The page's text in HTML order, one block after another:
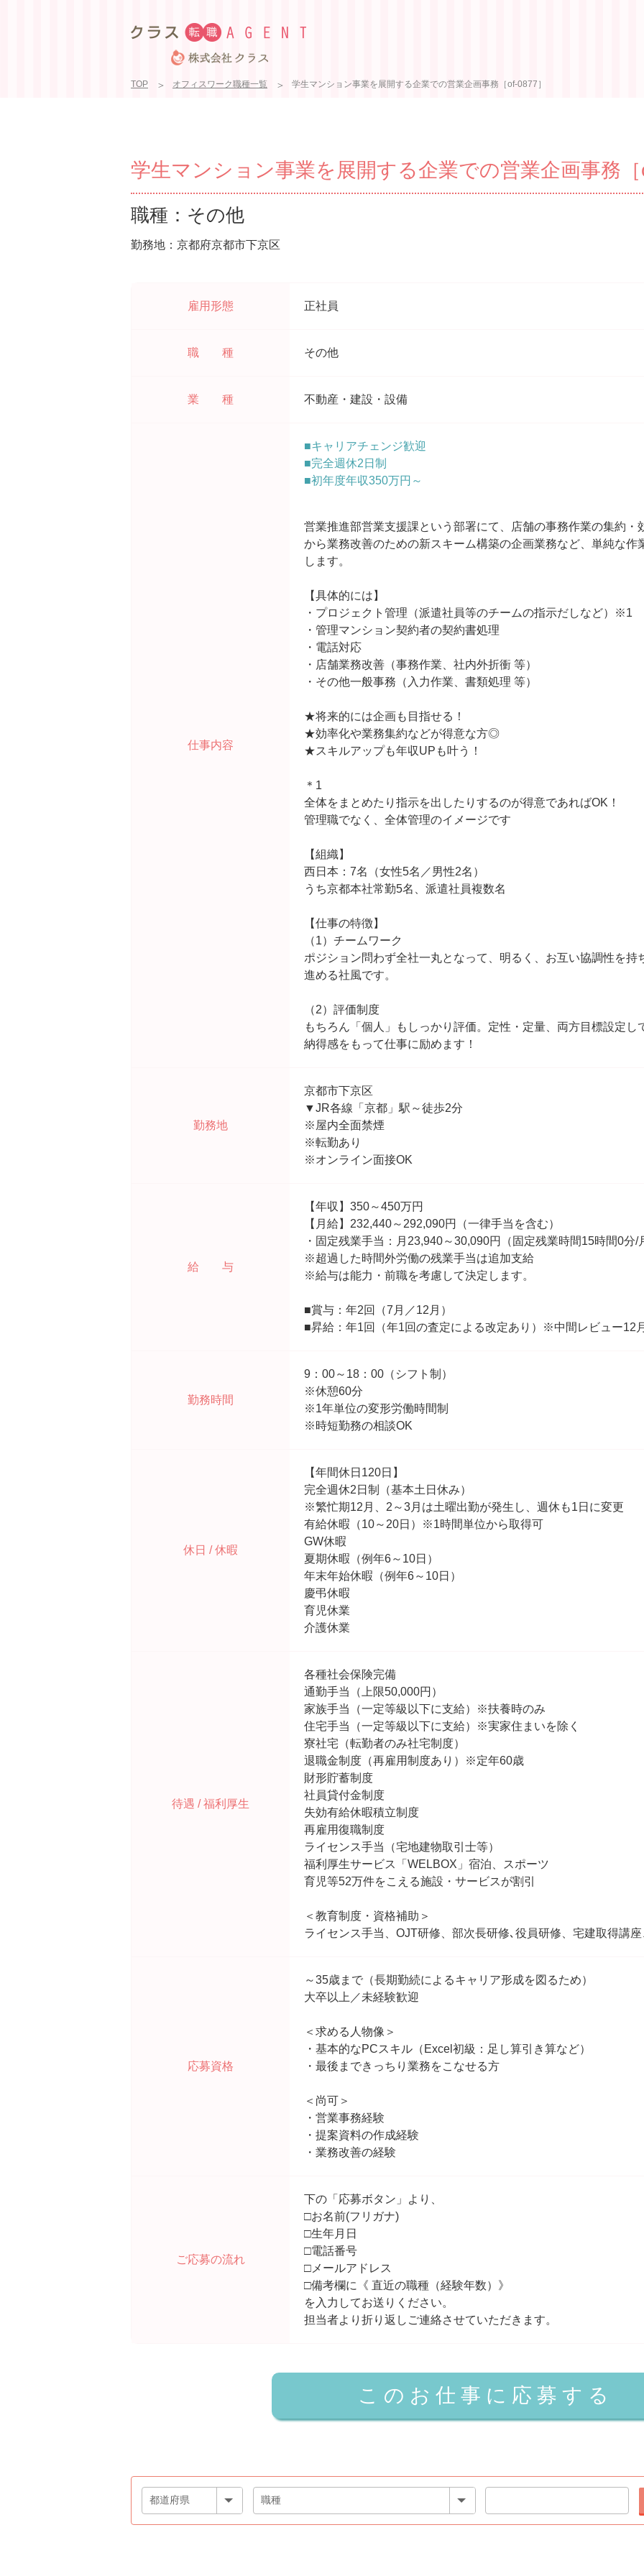
TOP オフィスワーク職種一覧 学生マンション事業を展開する企業での営業企画事務［of-0877］
学生マンション事業を展開する企業での営業企画事務
職種：その他
勤務地：京都府京都市下京区
雇用形態 正社員
職 種 その他
業 種 不動産・建設・設備
仕事内容
■キャリアチェンジ歓迎
■完全週休2日制
■初年度年収350万円～
営業推進部営業支援課という部署にて、店舗の事務作業の集約・
から業務改善のための新スキーム構築の企画業務など、単純な作
します。
【具体的には】
・プロジェクト管理（派遣社員等のチームの指示だしなど）※1
・管理マンション契約者の契約書処理
・電話対応
・店舗業務改善（事務作業、社内外折衝 等）
・その他一般事務（入力作業、書類処理 等）
★将来的には企画も目指せる！
★効率化や業務集約などが得意な方◎
★スキルアップも年収UPも叶う！
＊1
全体をまとめたり指示を出したりするのが得意であればOK！
管理職でなく、全体管理のイメージです
【組織】
西日本：7名（女性5名／男性2名）
うち京都本社常勤5名、派遣社員複数名
【仕事の特徴】
（1）チームワーク
ポジション問わず全社一丸となって、明るく、お互い協調性を持
進める社風です。
（2）評価制度
もちろん「個人」もしっかり評価。定性・定量、両方目標設定し
納得感をもって仕事に励めます！
勤務地
京都市下京区
▼JR各線「京都」駅～徒歩2分
※屋内全面禁煙
※転勤あり
※オンライン面接OK
給 与
【年収】350～450万円
【月給】232,440～292,090円（一律手当を含む）
・固定残業手当：月23,940～30,090円（固定残業時間15時間0分/
※超過した時間外労働の残業手当は追加支給
※給与は能力・前職を考慮して決定します。
■賞与：年2回（7月／12月）
■昇給：年1回（年1回の査定による改定あり）※中間レビュー12
勤務時間
9：00～18：00（シフト制）
※休憩60分
※1年単位の変形労働時間制
※時短勤務の相談OK
休日 / 休暇
【年間休日120日】
完全週休2日制（基本土日休み）
※繁忙期12月、2～3月は土曜出勤が発生し、週休も1日に変更
有給休暇（10～20日）※1時間単位から取得可
GW休暇
夏期休暇（例年6～10日）
年末年始休暇（例年6～10日）
慶弔休暇
育児休業
介護休業
待遇 / 福利厚生
各種社会保険完備
通勤手当（上限50,000円）
家族手当（一定等級以下に支給）※扶養時のみ
住宅手当（一定等級以下に支給）※実家住まいを除く
寮社宅（転勤者のみ社宅制度）
退職金制度（再雇用制度あり）※定年60歳
財形貯蓄制度
社員貸付金制度
失効有給休暇積立制度
再雇用復職制度
ライセンス手当（宅地建物取引士等）
福利厚生サービス「WELBOX」宿泊、スポーツ
育児等52万件をこえる施設・サービスが割引
＜教育制度・資格補助＞
ライセンス手当、OJT研修、部次長研修､役員研修、宅建取得講
応募資格
～35歳まで（長期勤続によるキャリア形成を図るため）
大卒以上／未経験歓迎
＜求める人物像＞
・基本的なPCスキル（Excel初級：足し算引き算など）
・最後まできっちり業務をこなせる方
＜尚可＞
・営業事務経験
・提案資料の作成経験
・業務改善の経験
ご応募の流れ
下の「応募ボタン」より、
□お名前(フリガナ)
□生年月日
□電話番号
□メールアドレス
□備考欄に《 直近の職種（経験年数）》
を入力してお送りください。
担当者より折り返しご連絡させていただきます。